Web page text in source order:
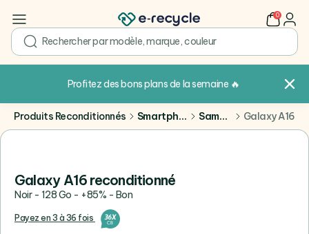
search
0 user
Profitez des bons plans de la semaine 🔥
Produits Reconditionnés Smartphones Samsung Galaxy A16
Galaxy A16 reconditionné
Noir - 128 Go - +85% - Bon
Payez en 3 à 36 fois